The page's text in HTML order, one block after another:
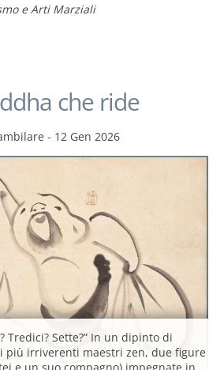
e Arti Marziali
che ride
- 12 Gen 2026
Tredici? Sette?” In un dipinto di
più irriverenti maestri zen, due figure